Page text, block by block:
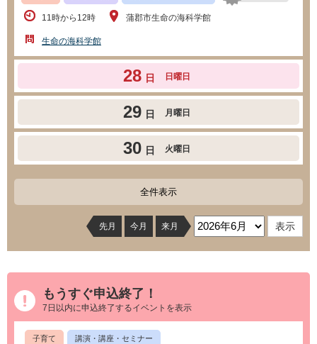
11時から12時 蒲郡市生命の海科学館
生命の海科学館
28 日 日曜日
29 日 月曜日
30 日 火曜日
全件表示
先月 今月 来月
もうすぐ申込終了！
7日以内に申込終了するイベントを表示
子育て 講演・講座・セミナー